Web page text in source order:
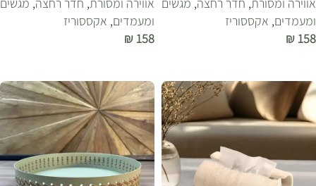
ומעמדים, אקססוריז
₪ 158
ומעמדים, אקססוריז
₪ 158